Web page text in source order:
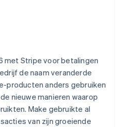
met Stripe voor betalingen
de naam veranderde
producten anders gebruiken
nieuwe manieren waarop
Make gebruikte al
van zijn groeiende